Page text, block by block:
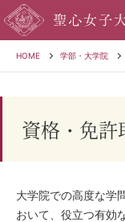
HOME 学部・大学院
資格・免
大学院での高度な学
おいて、役立つ有効